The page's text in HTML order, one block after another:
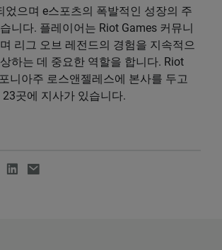
었으며 e스포츠의 폭발적인 성장의 주
니다. 플레이어는 Riot Games 커뮤니
리그 오브 레전드의 경험을 지속적으
하는 데 중요한 역할을 합니다. Riot
니아주 로스앤젤레스에 본사를 두고
곳에 지사가 있습니다.